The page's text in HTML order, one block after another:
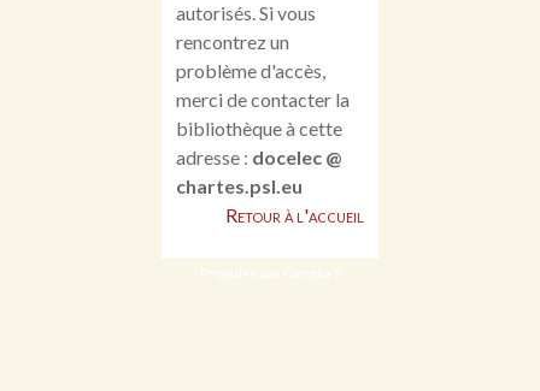
autorisés. Si vous
rencontrez un
problème d'accès,
merci de contacter la
bibliothèque à cette
adresse : docelec @
chartes.psl.eu
Retour à l'accueil
Propulsé par Omeka S